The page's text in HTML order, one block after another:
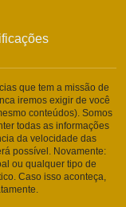
que tem a missão de
iremos exigir de você
conteúdos). Somos
todas as informações
da velocidade das
possível. Novamente:
ou qualquer tipo de
Caso isso aconteça,